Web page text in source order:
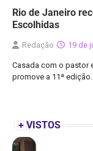
Rio de Janeiro
Escolhidas
Redação 19 de
Casada com o pastor
promove a 11ª
+ VISTOS